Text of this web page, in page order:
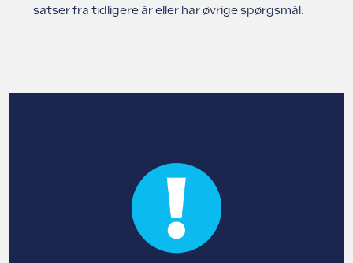
satser fra tidligere år eller har øvrige spørgsmål.